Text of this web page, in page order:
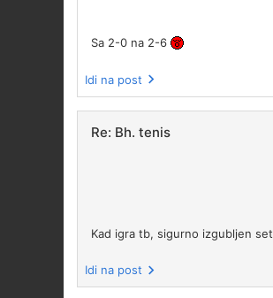
Sa 2-0 na 2-6
Idi na post
Re: Bh. tenis
Kad igra tb, sigurno izgubljen set
Idi na post